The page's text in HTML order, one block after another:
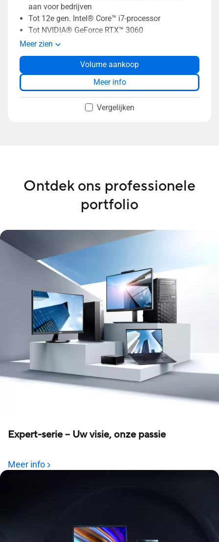
aan voor bedrijven
Tot 12e gen. Intel® Core™ i7-processor
Tot NVIDIA® GeForce RTX™ 3060
Gereedschapsloos ontwerp behuizing
Tot 64GB geheugen
Tot 4TB HDD + 2TB SSD-opslag
Two-way AI noise-canceling
Meer zien
Volume aankoop
Meer info
Vergelijken
Ontdek ons professionele
portfolio
Expert-serie – Uw visie, onze passie
Meer info